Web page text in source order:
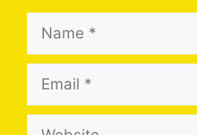
Name
Email
Website